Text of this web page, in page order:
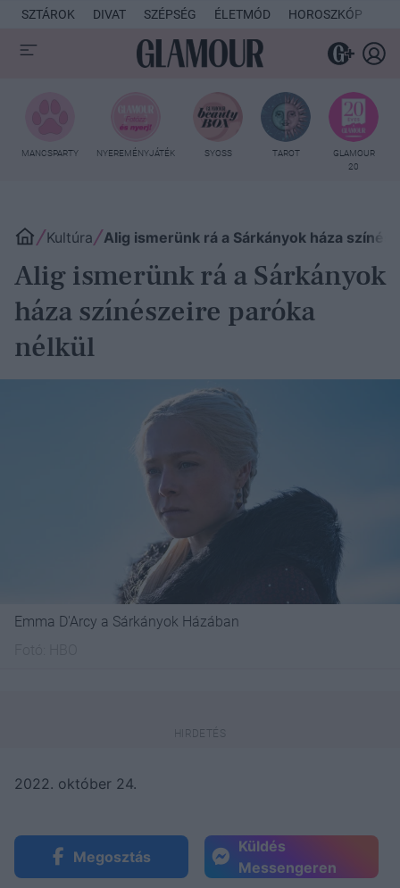
SZTÁROK DIVAT SZÉPSÉG ÉLETMÓD HOROSZKÓP
MANCSPARTY NYEREMÉNYJÁTÉK SYOSS TAROT
GLAMOUR
20
Kultúra Alig ismerünk rá a Sárkányok háza
Alig ismerünk rá a Sárkányok
háza színészeire paróka
nélkül
Emma D'Arcy a Sárkányok Házában
2022. október 24.
Megosztás
Küldés
Messengeren